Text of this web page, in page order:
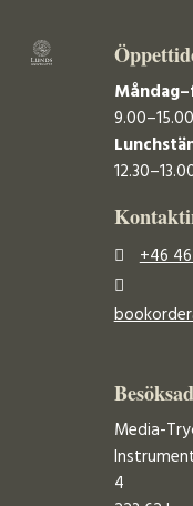
9.00–15.00
+46
Media-
4